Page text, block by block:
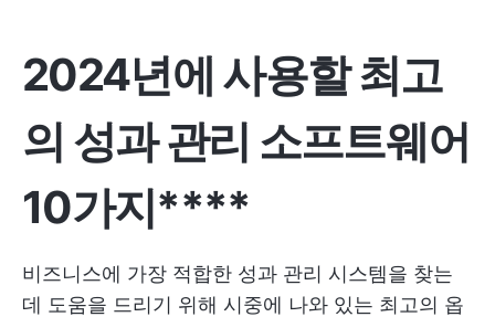
2024년에 사용할 최고
의 성과 관리 소프트웨어
10가지****
비즈니스에 가장 적합한 성과 관리 시스템을 찾는
데 도움을 드리기 위해 시중에 나와 있는 최고의 옵